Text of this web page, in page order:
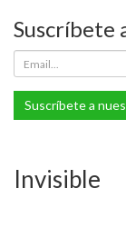
Suscríbete
Suscríbete a
Invisible